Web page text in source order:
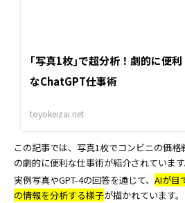
｢写真1枚｣で超分析！劇的に便利
なChatGPT仕事術
toyokeizai.net
この記事では、写真1枚でコンビニの価格
の劇的に便利な仕事術が紹介されています
実例写真やGPT-4の回答を通じて、 AIが目
の情報を分析する様子が描かれています。